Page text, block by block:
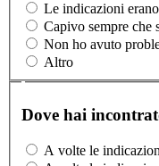
Le indicazioni
Capivo sempre che
Non ho avuto
Altro
Dove hai
A volte le